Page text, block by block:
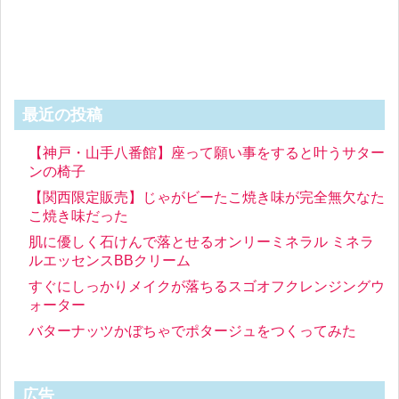
最近の投稿
【神戸・山手八番館】座って願い事をすると叶うサター
ンの椅子
【関西限定販売】じゃがビーたこ焼き味が完全無欠なた
こ焼き味だった
肌に優しく石けんで落とせるオンリーミネラル ミネラ
ルエッセンスBBクリーム
すぐにしっかりメイクが落ちるスゴオフクレンジングウ
ォーター
バターナッツかぼちゃでポタージュをつくってみた